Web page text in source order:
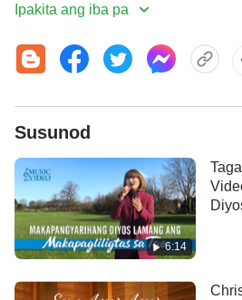
kailangan mong bumuo ng
isabuhay ang katotohanan lagi,
Ⅰ
Kung lagi mo itong
mabubuo ang pundasyon sa
Pasisiglahin ng Diyos ang puso
Ipakita ang iba pa
Susunod
6:14